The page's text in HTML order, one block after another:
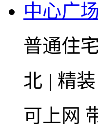
中心广
普通住宅
北 | 精装
可上网